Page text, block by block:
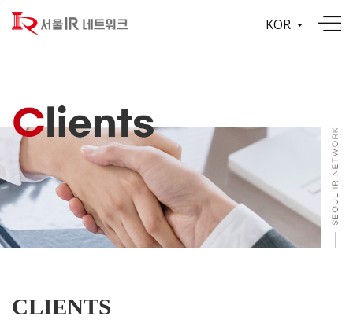
KOR
CLIENTS